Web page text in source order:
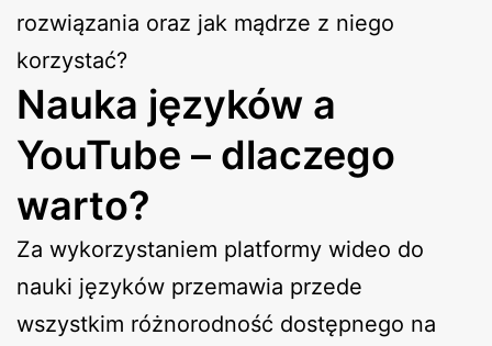
rozwiązania oraz jak mądrze z niego
korzystać?
Nauka języków a
YouTube – dlaczego
warto?
Za wykorzystaniem platformy wideo do
nauki języków przemawia przede
wszystkim różnorodność dostępnego na